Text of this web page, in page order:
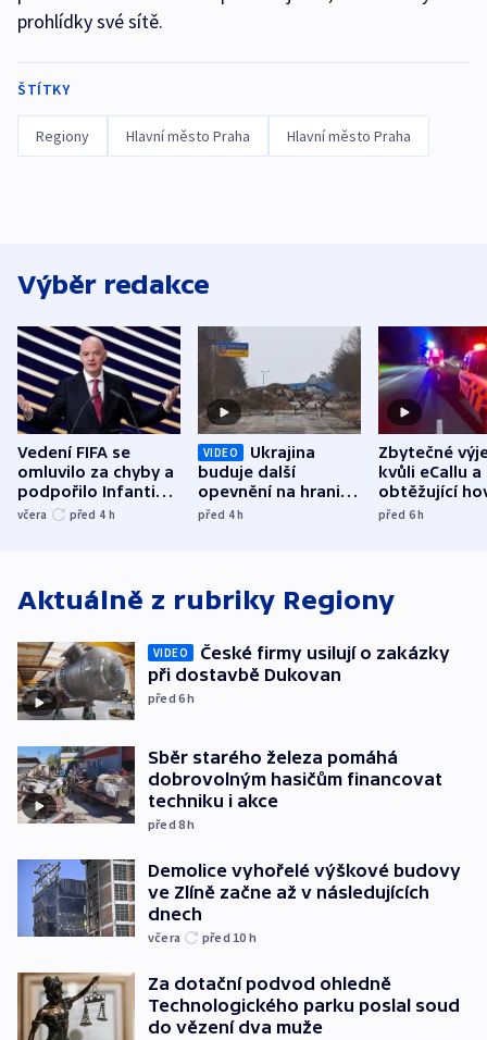
prohlídky své sítě.
ŠTÍTKY
Regiony Hlavní město Praha Hlavní město Praha
Výběr redakce
Vedení FIFA se
omluvilo za chyby a
podpořilo Infantina.
UEFA trvá na
včera před 4 h
VIDEO
Ukrajina
buduje další
opevnění na hranici
s Běloruskem
před 4h
Zbytečné
kvůli eCallu a
obtěžující
zdržují
před 6h
Aktuálně z rubriky Regiony
VIDEO
České firmy usilují o zakázky
při dostavbě Dukovan
před 6h
Sběr starého železa pomáhá
dobrovolným hasičům financovat
techniku i akce
před 8h
Demolice vyhořelé výškové budovy
ve Zlíně začne až v následujících
dnech
včera před 10 h
Za dotační podvod ohledně
Technologického parku poslal soud
do vězení dva muže